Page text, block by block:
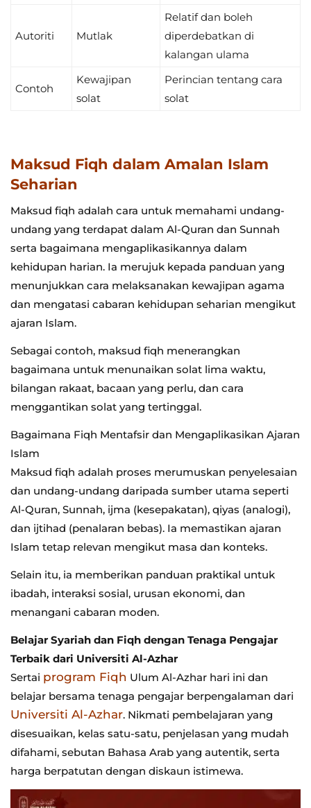
Autoriti Mutlak
Relatif dan boleh
diperdebatkan di
kalangan ulama
Contoh
Kewajipan
solat
Perincian tentang cara
solat
Maksud Fiqh dalam Amalan Islam
Seharian
Maksud fiqh adalah cara untuk memahami undang-
undang yang terdapat dalam Al-Quran dan Sunnah
serta bagaimana mengaplikasikannya dalam
kehidupan harian. Ia merujuk kepada panduan yang
menunjukkan cara melaksanakan kewajipan agama
dan mengatasi cabaran kehidupan seharian mengikut
ajaran Islam.
Sebagai contoh, maksud fiqh menerangkan
bagaimana untuk menunaikan solat lima waktu,
bilangan rakaat, bacaan yang perlu, dan cara
menggantikan solat yang tertinggal.
Bagaimana Fiqh Mentafsir dan Mengaplikasikan Ajaran
Islam
Maksud fiqh adalah proses merumuskan penyelesaian
dan undang-undang daripada sumber utama seperti
Al-Quran, Sunnah, ijma (kesepakatan), qiyas (analogi),
dan ijtihad (penalaran bebas). Ia memastikan ajaran
Islam tetap relevan mengikut masa dan konteks.
Selain itu, ia memberikan panduan praktikal untuk
ibadah, interaksi sosial, urusan ekonomi, dan
menangani cabaran moden.
Belajar Syariah dan Fiqh dengan Tenaga Pengajar
Terbaik dari Universiti Al-Azhar
Sertai program Fiqh Ulum Al-Azhar hari ini dan
belajar bersama tenaga pengajar berpengalaman dari
Universiti Al-Azhar. Nikmati pembelajaran yang
disesuaikan, kelas satu-satu, penjelasan yang mudah
difahami, sebutan Bahasa Arab yang autentik, serta
harga berpatutan dengan diskaun istimewa.